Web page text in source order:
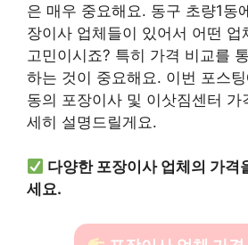
은 매우 중요해요. 동구 초량1동
장이사 업체들이 있어서 어떤 업
고민이시죠? 특히 가격 비교를
하는 것이 중요해요. 이번 포스
동의 포장이사 및 이삿짐센터 가
세히 설명드릴게요.
다양한 포장이사 업체의 가격
세요.